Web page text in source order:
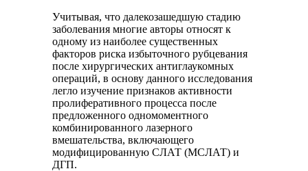
Учитывая, что далекозашедшую стадию
заболевания многие авторы относят к
одному из наиболее существенных
факторов риска избыточного рубцевания
после хирургических антиглаукомных
операций, в основу данного исследования
легло изучение признаков активности
пролиферативного процесса после
предложенного одномоментного
комбинированного лазерного
вмешательства, включающего
модифицированную СЛАТ (МСЛАТ) и
ДГП.